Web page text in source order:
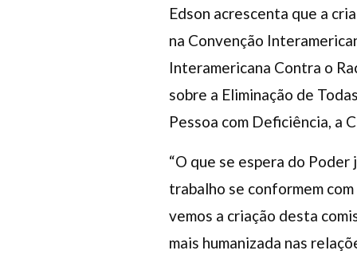
Edson acrescenta que a
na Convenção
Interamericana Contra o
sobre a Eliminação de
Pessoa com Deficiência, a
“O que se espera do
trabalho se conformem
vemos a criação desta
mais humanizada nas